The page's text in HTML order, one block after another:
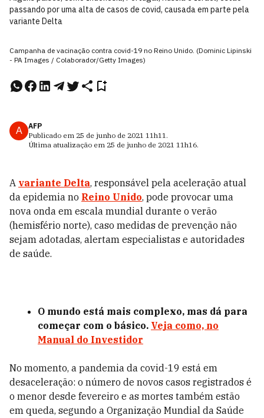
passando por uma alta de casos de covid, causada em parte pela
variante Delta
Campanha de vacinação contra covid-19 no Reino Unido. (Dominic Lipinski
- PA Images / Colaborador/Getty Images)
A
AFP
Publicado em 25 de junho de 2021 11h11.
Última atualização em 25 de junho de 2021 11h16.
A variante Delta, responsável pela aceleração atual
da epidemia no Reino Unido, pode provocar uma
nova onda em escala mundial durante o verão
(hemisfério norte), caso medidas de prevenção não
sejam adotadas, alertam especialistas e autoridades
de saúde.
O mundo está mais complexo, mas dá para
começar com o básico. Veja como, no
Manual do Investidor
No momento, a pandemia da covid-19 está em
desaceleração: o número de novos casos registrados é
o menor desde fevereiro e as mortes também estão
em queda, segundo a Organização Mundial da Saúde